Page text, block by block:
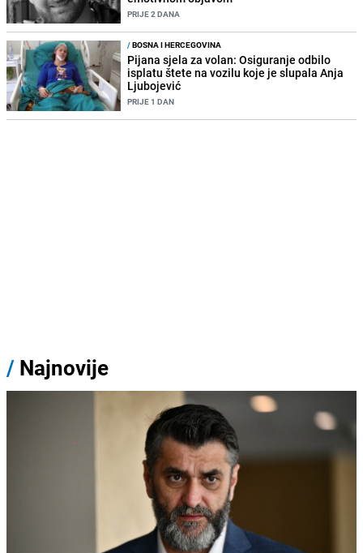
PRIJE 2 DANA
/BOSNA I HERCEGOVINA
Pijana sjela za volan: Osiguranje odbilo
isplatu štete na vozilu koje je slupala Anja
Ljubojević
PRIJE 1 DAN
/ Najnovije